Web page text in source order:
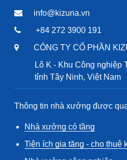
info@kizuna.vn
+84 272 3900 191
CÔNG TY CỔ PHẦN
Lô K - Khu Công nghiệp
tỉnh Tây Ninh, Việt Nam
Thông tin nhà xưởng được
Nhà xưởng có tầng
Tiện ích gia tăng - cho thuê